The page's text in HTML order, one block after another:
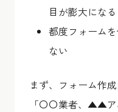
目が膨大になる
都度フォーム
ない
まず、フォーム作
「〇〇業者、▲▲